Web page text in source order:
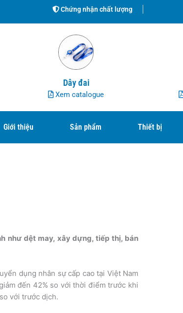
Chứng nhận chất lượng
Dây đai
Xem catalogue
Giới thiệu Sản phẩm Thiết bị
như dệt may, xây dựng, tiếp thị, bán
dụng nhân sự cấp cao tại Việt Nam
đến 42% so với thời điểm trước khi
với trước dịch.